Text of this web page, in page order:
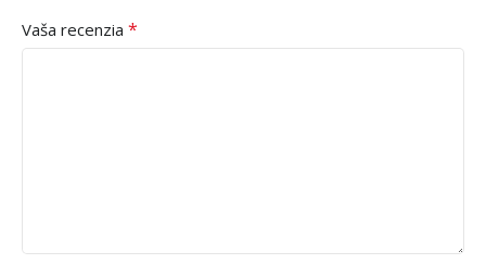
Vaša recenzia *